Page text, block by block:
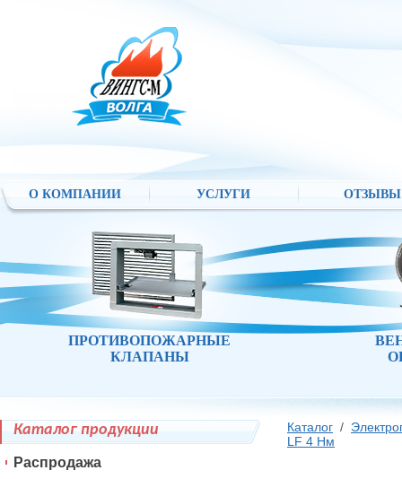
О КОМПАНИИ УСЛУГИ ОТЗЫВЫ
ПРОТИВОПОЖАРНЫЕ
КЛАПАНЫ
Каталог /
LF 4 Нм
Каталог продукции
Распродажа